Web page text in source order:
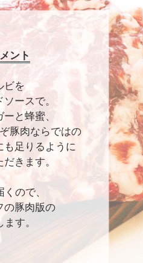
ント
ビを
ースで。
と蜂蜜、
豚肉ならではの
も足りるように
きます。
ので、
の豚肉版の
す。